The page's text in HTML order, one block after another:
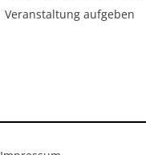
Veranstaltung aufgeben